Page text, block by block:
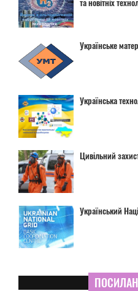
та новітніх
Українське
Українська
Цивільний
Український